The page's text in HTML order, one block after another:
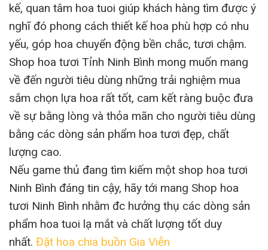
kế, quan tâm hoa tuoi giúp khách hàng tìm được ý
nghĩ đó phong cách thiết kế hoa phù hợp có nhu
yếu, góp hoa chuyển động bền chắc, tươi chậm.
Shop hoa tươi Tỉnh Ninh Bình mong muốn mang
về đến người tiêu dùng những trải nghiệm mua
sắm chọn lựa hoa rất tốt, cam kết ràng buộc đưa
về sự bằng lòng và thỏa mãn cho người tiêu dùng
bằng các dòng sản phẩm hoa tươi đẹp, chất
lượng cao.
Nếu game thủ đang tìm kiếm một shop hoa tươi
Ninh Bình đáng tin cậy, hãy tới mang Shop hoa
tươi Ninh Bình nhằm đc hưởng thụ các dòng sản
phẩm hoa tuoi lạ mắt và chất lượng tốt duy
nhất. Đặt hoa chia buồn Gia Viễn